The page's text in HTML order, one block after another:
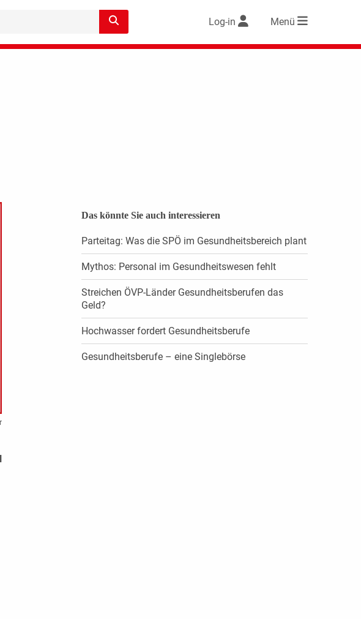
Log-in Menü
Das könnte Sie auch interessieren
Parteitag: Was die SPÖ im Gesundheitsbereich plant
Mythos: Personal im Gesundheitswesen fehlt
Streichen ÖVP-Länder Gesundheitsberufen das
Geld?
Hochwasser fordert Gesundheitsberufe
Gesundheitsberufe – eine Singlebörse